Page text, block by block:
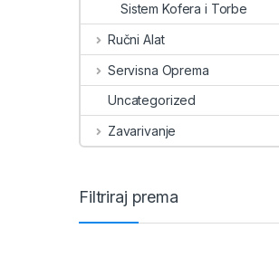
Sistem Kofera i Torbe
Ručni Alat
Servisna Oprema
Uncategorized
Zavarivanje
Filtriraj prema